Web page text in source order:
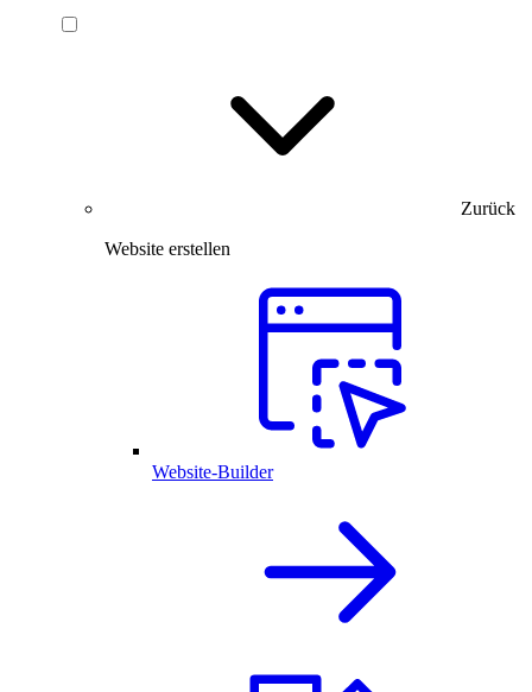
Zurück
Website erstellen
Website-Builder